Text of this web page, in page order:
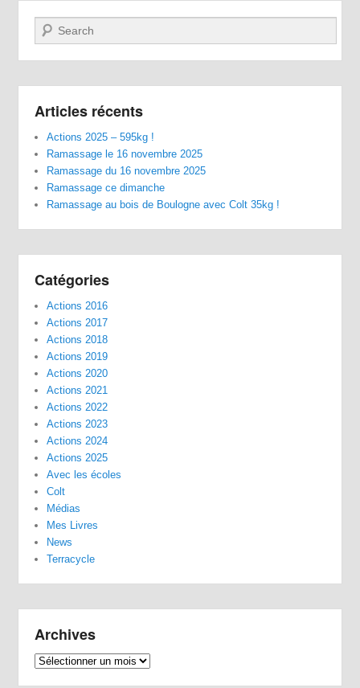
Recherche
Articles récents
Actions 2025 – 595kg !
Ramassage le 16 novembre 2025
Ramassage du 16 novembre 2025
Ramassage ce dimanche
Ramassage au bois de Boulogne avec Colt 35kg !
Catégories
Actions 2016
Actions 2017
Actions 2018
Actions 2019
Actions 2020
Actions 2021
Actions 2022
Actions 2023
Actions 2024
Actions 2025
Avec les écoles
Colt
Médias
Mes Livres
News
Terracycle
Archives
Archives